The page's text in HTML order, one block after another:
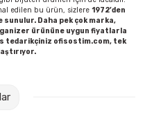
edilen bu ürün, sizlere 1972’den
sunulur. Daha pek çok marka,
ürününe uygun fiyatlarla
tedarikçiniz ofisostim.com, tek